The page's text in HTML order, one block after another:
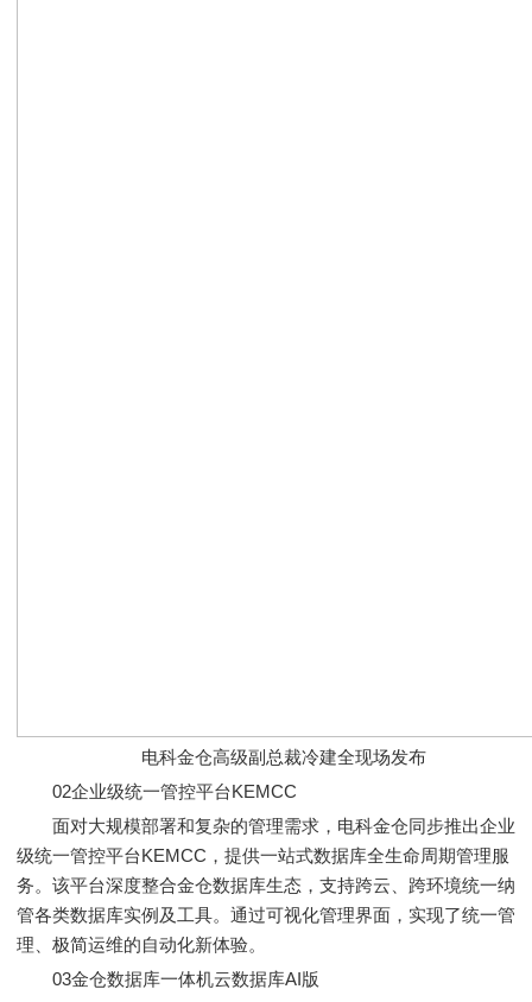
电科金仓高级副总裁冷建全现场发布
02企业级统一管控平台KEMCC
面对大规模部署和复杂的管理需求，电科金仓同步推出企业
级统一管控平台KEMCC，提供一站式数据库全生命周期管理服
务。该平台深度整合金仓数据库生态，支持跨云、跨环境统一纳
管各类数据库实例及工具。通过可视化管理界面，实现了统一管
理、极简运维的自动化新体验。
03金仓数据库一体机云数据库AI版